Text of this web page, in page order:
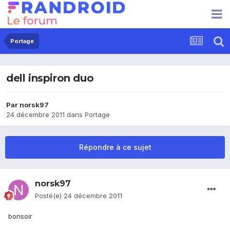
Portage
dell inspiron duo
Par norsk97
24 décembre 2011 dans Portage
Répondre à ce sujet
norsk97
Posté(e) 24 décembre 2011
bonsoir